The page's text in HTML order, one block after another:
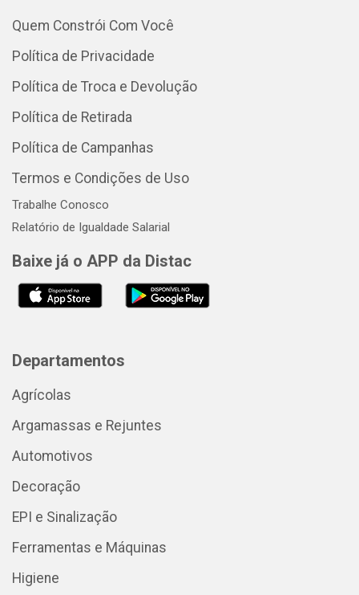
Quem Constrói Com Você
Política de Privacidade
Política de Troca e Devolução
Política de Retirada
Política de Campanhas
Termos e Condições de Uso
Trabalhe Conosco
Relatório de Igualdade Salarial
Baixe já o APP da Distac
Departamentos
Agrícolas
Argamassas e Rejuntes
Automotivos
Decoração
EPI e Sinalização
Ferramentas e Máquinas
Higiene